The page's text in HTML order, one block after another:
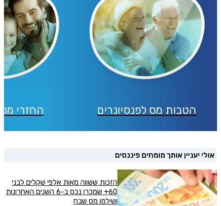
הטבות מס לפנסיונרים החזרי
אולי יעניין אותך מומחים פיננסים
הזכות ששווה מאות אלפי שקלים לבני
60+ שמכרו נכס ב-6 השנים האחרונות
ושילמו מס שבח